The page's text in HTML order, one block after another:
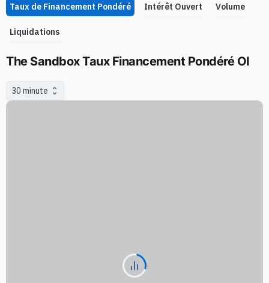
Taux de Financement Pondéré Intérêt Ouvert Volume
Liquidations
The Sandbox Taux Financement Pondéré OI
30 minute